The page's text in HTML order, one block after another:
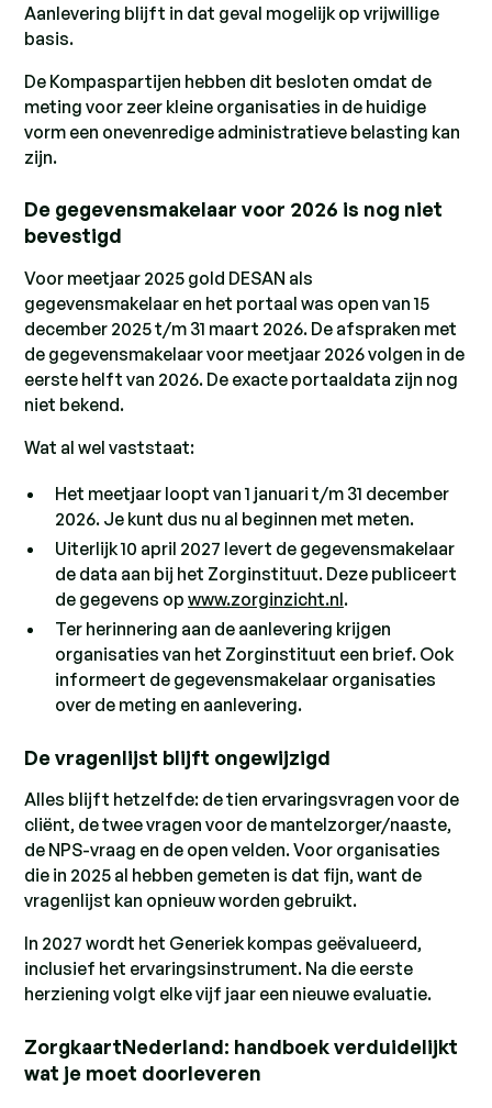
Aanlevering blijft in dat geval mogelijk op vrijwillige
basis.
De Kompaspartijen hebben dit besloten omdat de
meting voor zeer kleine organisaties in de huidige
vorm een onevenredige administratieve belasting kan
zijn.
De gegevensmakelaar voor 2026 is nog niet
bevestigd
Voor meetjaar 2025 gold DESAN als
gegevensmakelaar en het portaal was open van 15
december 2025 t/m 31 maart 2026. De afspraken met
de gegevensmakelaar voor meetjaar 2026 volgen in de
eerste helft van 2026. De exacte portaaldata zijn nog
niet bekend.
Wat al wel vaststaat:
Het meetjaar loopt van 1 januari t/m 31 december
2026. Je kunt dus nu al beginnen met meten.
Uiterlijk 10 april 2027 levert de gegevensmakelaar
de data aan bij het Zorginstituut. Deze publiceert
de gegevens op www.zorginzicht.nl.
Ter herinnering aan de aanlevering krijgen
organisaties van het Zorginstituut een brief. Ook
informeert de gegevensmakelaar organisaties
over de meting en aanlevering.
De vragenlijst blijft ongewijzigd
Alles blijft hetzelfde: de tien ervaringsvragen voor de
cliënt, de twee vragen voor de mantelzorger/naaste,
de NPS-vraag en de open velden. Voor organisaties
die in 2025 al hebben gemeten is dat fijn, want de
vragenlijst kan opnieuw worden gebruikt.
In 2027 wordt het Generiek kompas geëvalueerd,
inclusief het ervaringsinstrument. Na die eerste
herziening volgt elke vijf jaar een nieuwe evaluatie.
ZorgkaartNederland: handboek verduidelijkt
wat je moet doorleveren